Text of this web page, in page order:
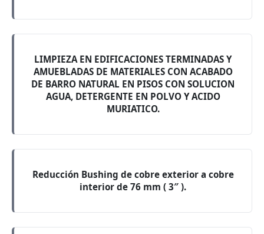
LIMPIEZA EN EDIFICACIONES TERMINADAS Y
AMUEBLADAS DE MATERIALES CON ACABADO
DE BARRO NATURAL EN PISOS CON SOLUCION
AGUA, DETERGENTE EN POLVO Y ACIDO
MURIATICO.
Reducción Bushing de cobre exterior a cobre
interior de 76 mm ( 3″ ).